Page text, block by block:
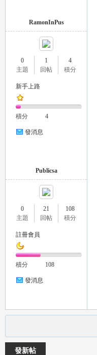
薦
RamonInPus
0
主題
1
回帖
4
積分
新手上路
積分 4
發消息
Publicsa
0
主題
21
回帖
108
積分
註冊會員
積分 108
發消息
發新帖